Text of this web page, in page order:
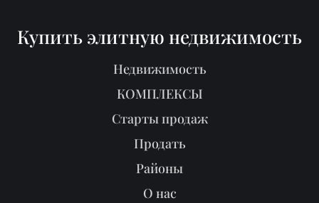
Купить элитную недвижимость
Недвижимость
КОМПЛЕКСЫ
Старты продаж
Продать
Районы
О нас